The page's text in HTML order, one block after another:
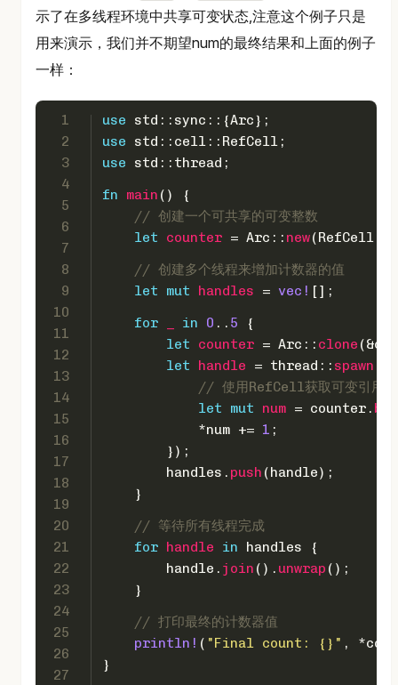
示了在多线程环境中共享可变状态,注意这个例子只是
用来演示，我们并不期望num的最终结果和上面的例子
一样：
1
2
3
4
5
6
7
8
9
10
11
12
13
14
15
16
17
18
19
20
21
22
23
24
25
26
27
use std::sync::{Arc};
use std::cell::RefCell;
use std::thread;
fn
main () {
// 创建一个可共享的可变整数
let
counter = Arc:: new(RefCell::
// 创建多个线程来增加计数器的值
let
mut handles = vec! [];
for
in 0 .. 5 {
let
counter = Arc:: clone
let
handle = thread:: spawn
// 使用RefCell获取可变引用，
let
mut num = counter.
            *num +=
1 ;
        });
        handles.
push (handle);
    }
// 等待所有线程完成
for
handle in handles {
        handle.
join (). unwrap ();
    }
// 打印最终的计数器值
println! ( "Final count: {}" ,
}